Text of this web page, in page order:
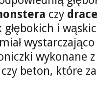
czy
i
wykonane
beton, które